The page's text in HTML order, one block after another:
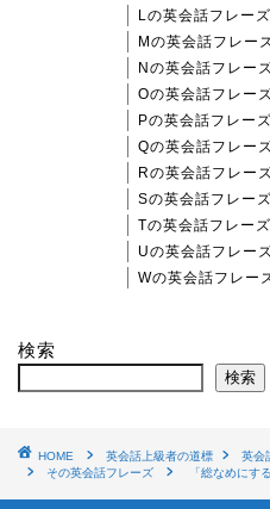
Lの英会話フレーズ
Mの英会話フレー
Nの英会話フレー
Oの英会話フレー
Pの英会話フレーズ
Qの英会話フレー
Rの英会話フレー
Sの英会話フレーズ
Tの英会話フレーズ
Uの英会話フレー
Wの英会話フレー
検索
検索
HOME 英会話上級者の道標 英会
その英会話フレーズ
「総なめにす